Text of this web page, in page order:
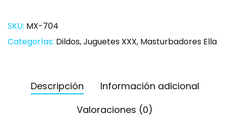
SKU: MX-704
Categorías: Dildos,Juguetes XXX, Masturbadores Ella
Descripción
Información adicional
Valoraciones (0)